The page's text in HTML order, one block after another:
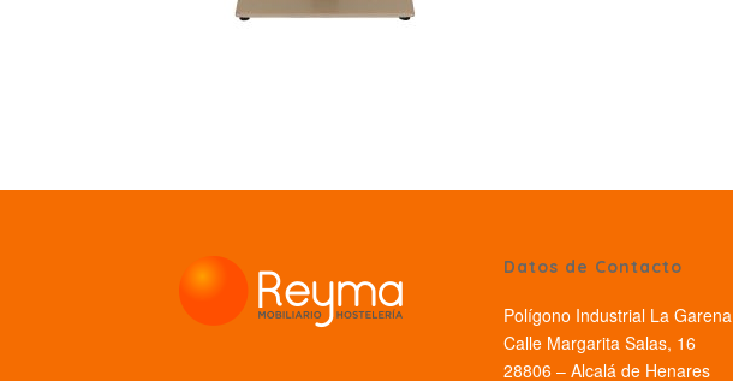
Datos de Contacto
Polígono Industrial La Garena
Calle Margarita Salas, 16
28806 – Alcalá de Henares